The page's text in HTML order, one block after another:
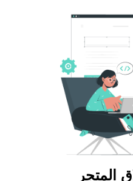
المتجر